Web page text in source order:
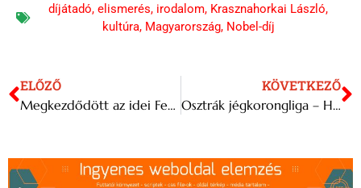
díjátadó, elismerés, irodalom, Krasznahorkai László,
kultúra, Magyarország, Nobel-díj
ELŐZŐ
Megkezdődött az idei Festifall Nagyváradon
KÖVETKEZŐ
Osztrák jégkorongliga – Hosszabbításban nyert Grazban az újonc FTC